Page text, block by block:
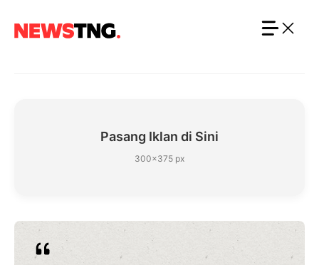
Pasang Iklan di Sini
300×375 px